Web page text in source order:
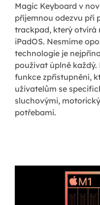
Magic Keyboard v
příjemnou odezvu při
trackpad, který otvírá
iPadOS. Nesmíme
technologie je
používat úplně každý.
funkce zpřístupnění,
uživatelům se
sluchovými,
potřebami.